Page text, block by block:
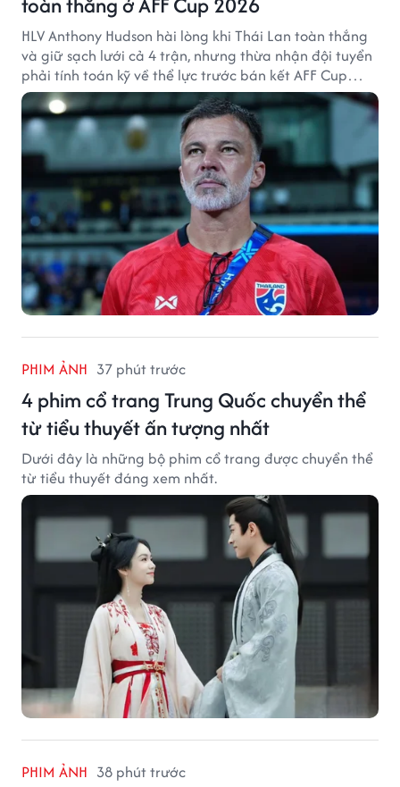
HLV Anthony Hudson hài lòng khi Thái Lan toàn thắng
và giữ sạch lưới cả 4 trận, nhưng thừa nhận đội tuyển
phải tính toán kỹ về thể lực trước bán kết AFF Cup
2026.
PHIM ẢNH 37 phút trước
4 phim cổ trang Trung Quốc chuyển thể
từ tiểu thuyết ấn tượng nhất
Dưới đây là những bộ phim cổ trang được chuyển thể
từ tiểu thuyết đáng xem nhất.
PHIM ẢNH 38 phút trước